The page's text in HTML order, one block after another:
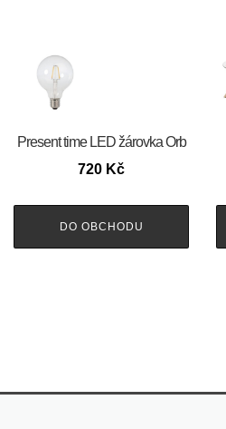
Present time LED žárovka Orb
720 Kč
DO OBCHODU